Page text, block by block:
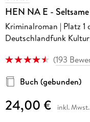
HEN NA E -
Kriminalroman | Platz
Deutschlandfunk Kultur
(193
Buch (gebunden)
24,00 € inkl. Mwst.